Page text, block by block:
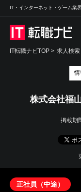
IT・インターネット・ゲーム業
IT転職ナビTOP > 求人検索
情
株式会社福
掲載期
正社員（中途）